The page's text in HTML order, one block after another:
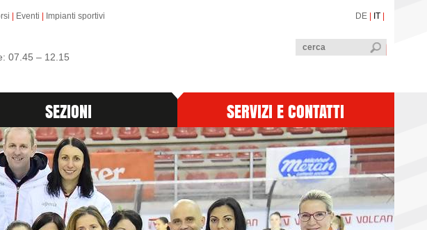
Eventi Impianti sportivi
07.45 – 12.15
DE IT
SEZIONI SERVIZI E CONTATTI